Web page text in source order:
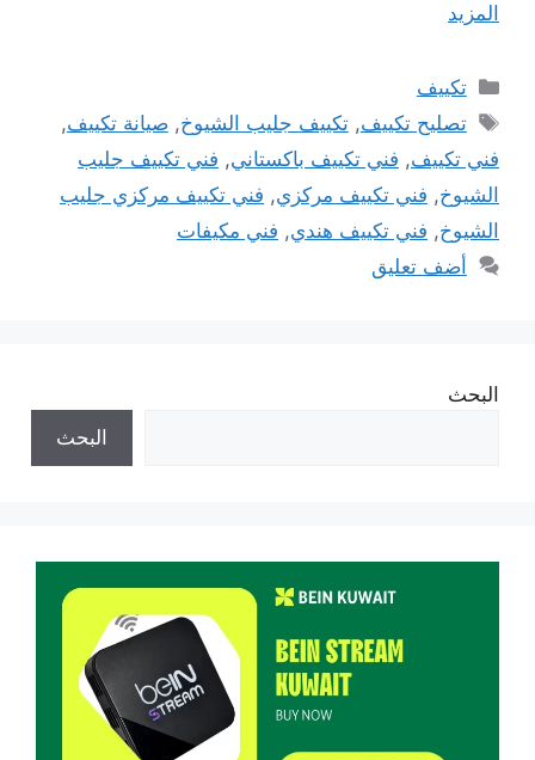
المزيد
التصنيفات
تكييف
الوسوم
تصليح تكييف,تكييف جليب الشيوخ,صيانة تكييف,
فني تكييف, فني تكييف باكستاني, فني تكييف جليب
الشيوخ, فني تكييف مركزي, فني تكييف مركزي جليب
الشيوخ, فني تكييف هندي, فني مكيفات
أضف تعليق
البحث
البحث